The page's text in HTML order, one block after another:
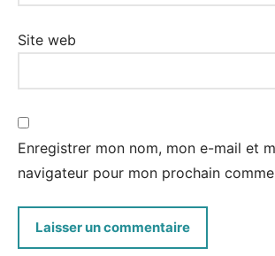
Site web
Enregistrer mon nom, mon e-mail et
navigateur pour mon prochain